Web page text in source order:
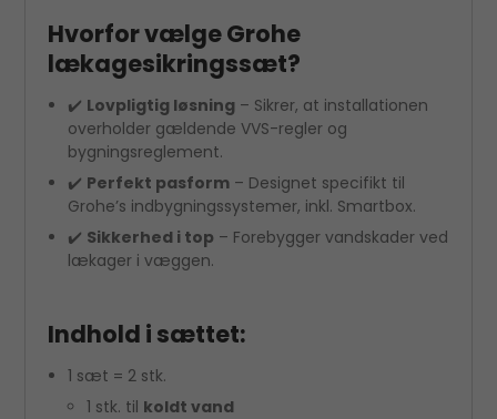
Hvorfor vælge Grohe
lækagesikringssæt?
✔️ Lovpligtig løsning– Sikrer, at installationen
overholder gældende VVS-regler og
bygningsreglement.
✔️ Perfekt pasform– Designet specifikt til
Grohe’s indbygningssystemer, inkl. Smartbox.
✔️ Sikkerhed i top – Forebygger vandskader ved
lækager i væggen.
Indhold i sættet:
1 sæt = 2 stk.
1 stk. til koldt vand